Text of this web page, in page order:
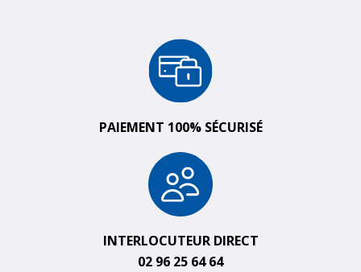
PAIEMENT 100% SÉCURISÉ
INTERLOCUTEUR DIRECT
02 96 25 64 64